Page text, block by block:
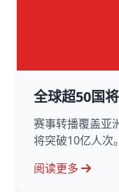
全球超50国
赛事转播覆盖亚
将突破10亿人次。
阅读更多